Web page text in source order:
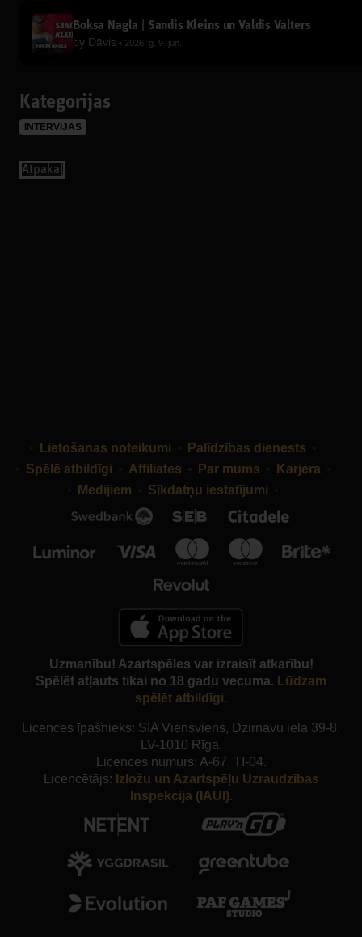
Boksa Nagla | Sandis Kleins un Valdis Valters
by Dāvis 2026. g. 9. jūn.
Kategorijas
INTERVIJAS
Аtpakaļ
Lietošanas noteikumi
Palīdzības dienests
Spēlē atbildīgi
Affiliates Par mums
Karjera
Medijiem
Sīkdatņu iestatījumi
Uzmanību! Azartspēles var izraisīt atkarību!
Spēlēt atļauts tikai no 18 gadu vecuma. Lūdzam
spēlēt atbildīgi.
Licences īpašnieks: SIA Viensviens, Dzirnavu iela 39-8,
LV-1010 Rīga.
Licences numurs: A-67, TI-04.
Licencētājs: Izložu un Azartspēļu Uzraudzības
Inspekcija (IAUI).